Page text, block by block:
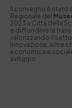
Il convegno è
Regionale del
2023 a Città della
e diffondere la
valorizzando il
innovazione, oltre
economica e
sviluppo.